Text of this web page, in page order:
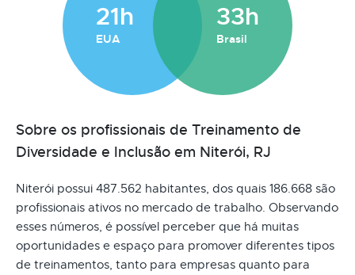
21h
EUA
33h
Brasil
Sobre os profissionais de Treinamento de
Diversidade e Inclusão em Niterói, RJ
Niterói possui 487.562 habitantes, dos quais 186.668 são
profissionais ativos no mercado de trabalho. Observando
esses números, é possível perceber que há muitas
oportunidades e espaço para promover diferentes tipos
de treinamentos, tanto para empresas quanto para